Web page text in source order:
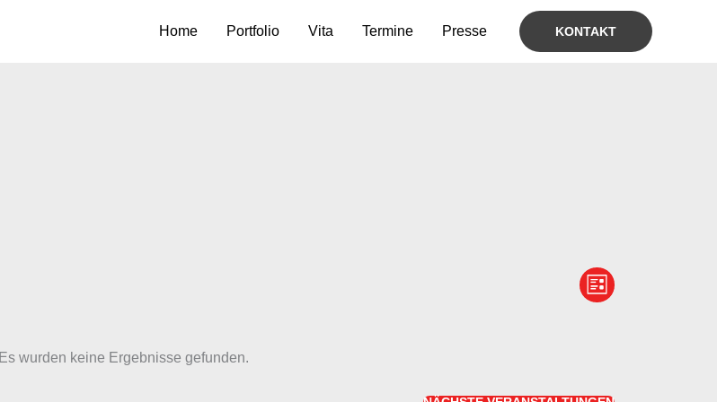
Home Portfolio Vita Termine Presse KONTAKT
Hinweis
Es wurden keine Ergebnisse gefunden.
Ansichten-
Navigation
Veranstaltung
Ansichten-
LISTE